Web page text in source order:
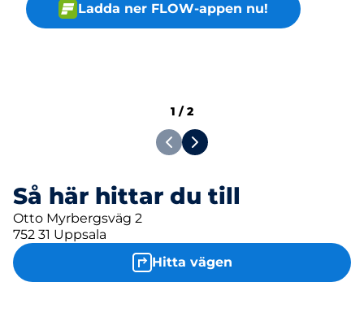
Ladda ner FLOW-appen nu!
Så här hittar du till
Otto Myrbergsväg 2
752 31 Uppsala
Hitta vägen
1 /2